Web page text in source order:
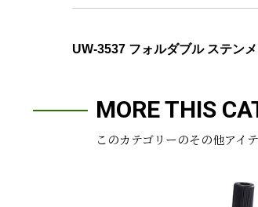
UW-3537 フォルダブル ステン
MORE THIS
このカテゴリーのその他アイ